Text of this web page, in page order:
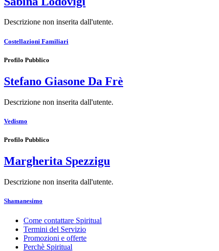
Descrizione non inserita dall'utente.
Costellazioni Familiari
Profilo Pubblico
Stefano Giasone Da Frè
Descrizione non inserita dall'utente.
Vedismo
Profilo Pubblico
Margherita Spezzigu
Descrizione non inserita dall'utente.
Shamanesimo
Come contattare Spiritual
Termini del Servizio
Promozioni e offerte
Perchè Spiritual